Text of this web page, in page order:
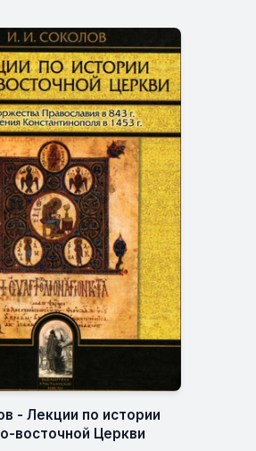
- Лекции по истории
восточной Церкви